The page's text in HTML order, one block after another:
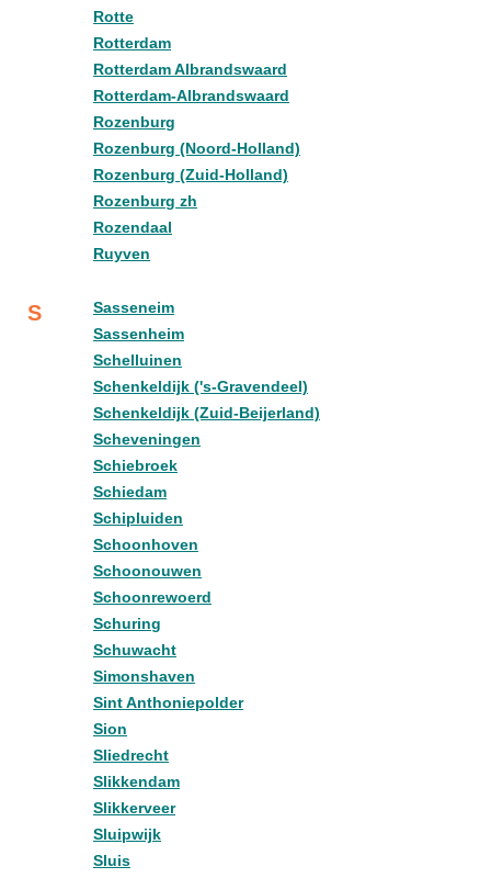
Rotte
Rotterdam
Rotterdam Albrandswaard
Rotterdam-Albrandswaard
Rozenburg
Rozenburg (Noord-Holland)
Rozenburg (Zuid-Holland)
Rozenburg zh
Rozendaal
Ruyven
S
Sasseneim
Sassenheim
Schelluinen
Schenkeldijk ('s-Gravendeel)
Schenkeldijk (Zuid-Beijerland)
Scheveningen
Schiebroek
Schiedam
Schipluiden
Schoonhoven
Schoonouwen
Schoonrewoerd
Schuring
Schuwacht
Simonshaven
Sint Anthoniepolder
Sion
Sliedrecht
Slikkendam
Slikkerveer
Sluipwijk
Sluis